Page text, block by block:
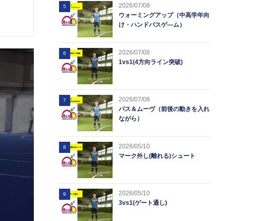
5
2026/07/08
ウォーミングアップ（中高学年向
け・ハンドパスゲ―ム）
6
2026/07/08
1vs1(4方向ライン突破)
7
2026/07/08
パス＆ムーヴ（前後の動きを入れ
ながら）
8
2026/05/10
マーク外し(離れる)シュート
9
2026/05/10
3vs1(ゲート通し)